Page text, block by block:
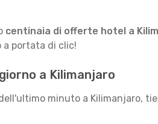
centinaia di offerte hotel a
a portata di clic!
a Kilimanjaro
minuto a Kilimanjaro,